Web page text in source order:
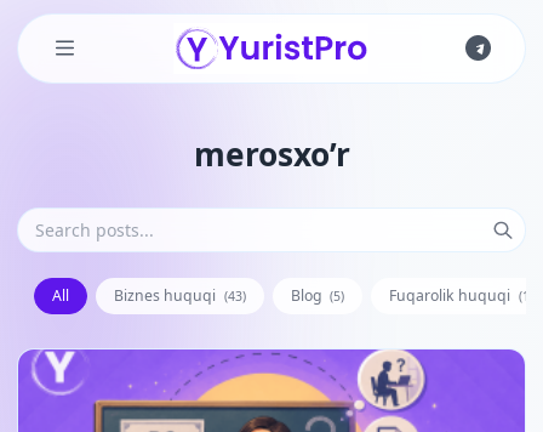
merosxo’r
All Biznes huquqi (43) Blog (5) Fuqarolik huquqi